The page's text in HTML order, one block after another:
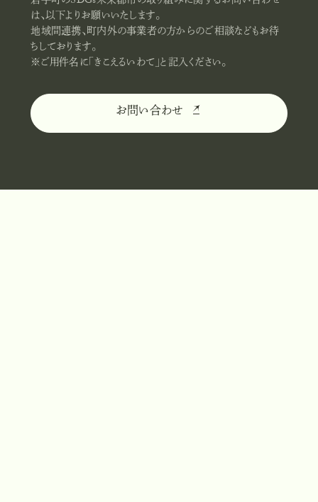
は、以下よりお願いいたします。
地域間連携、町内外の事業者の方からのご相談などもお待
ちしております。
※ご用件名に「きこえるいわて」と記入ください。
お問い合わせ
お問い合わせ